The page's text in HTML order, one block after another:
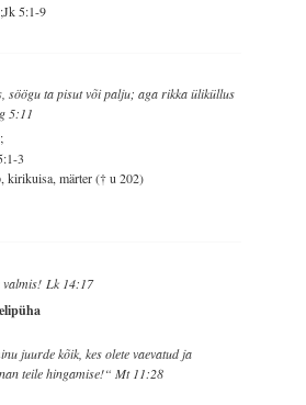
5:1-9
söögu ta pisut või palju; aga rikka üliküllus
5:11
3
kirikuisa, märter († u 202)
valmis! Lk 14:17
juurde kõik, kes olete vaevatud ja
teile hingamise!“ Mt 11:28